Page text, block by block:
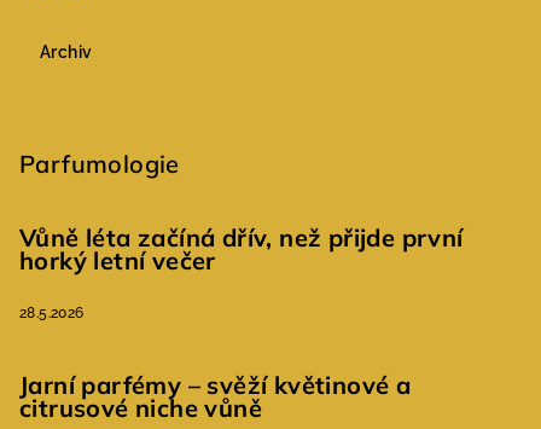
Archiv
Parfumologie
Vůně léta začíná dřív, než přijde první
horký letní večer
28.5.2026
Jarní parfémy – svěží květinové a
citrusové niche vůně